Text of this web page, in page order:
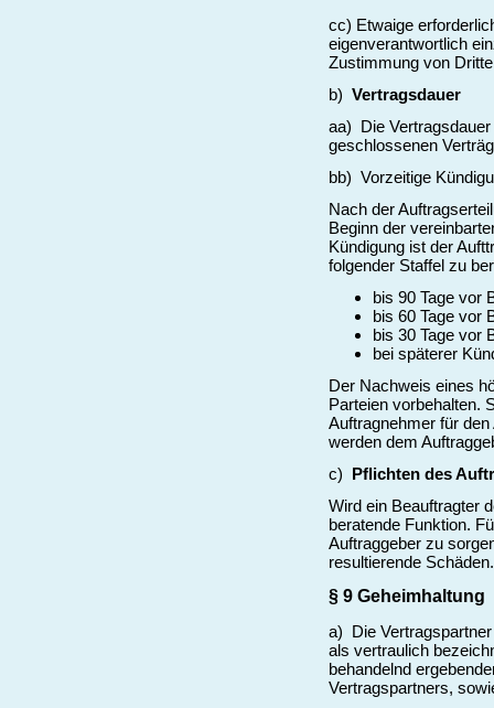
cc) Etwaige
eigenverantwortlich
Zustimmung von
b) Vertragsdauer
aa) Die
geschlossenen
bb) Vorzeitige
Nach der
Beginn der
Kündigung ist der
folgender Staffel zu
bis 90 Tage vor
bis 60 Tage vor
bis 30 Tage vor
bei späterer
Der Nachweis eines
Parteien vorbehalten.
Auftragnehmer für
werden dem
c) Pflichten des
Wird ein Beauftragter
beratende Funktion.
Auftraggeber zu
resultierende Schäden.
§ 9 Geheimhaltung
a) Die
als vertraulich
behandelnd
Vertragspartners,